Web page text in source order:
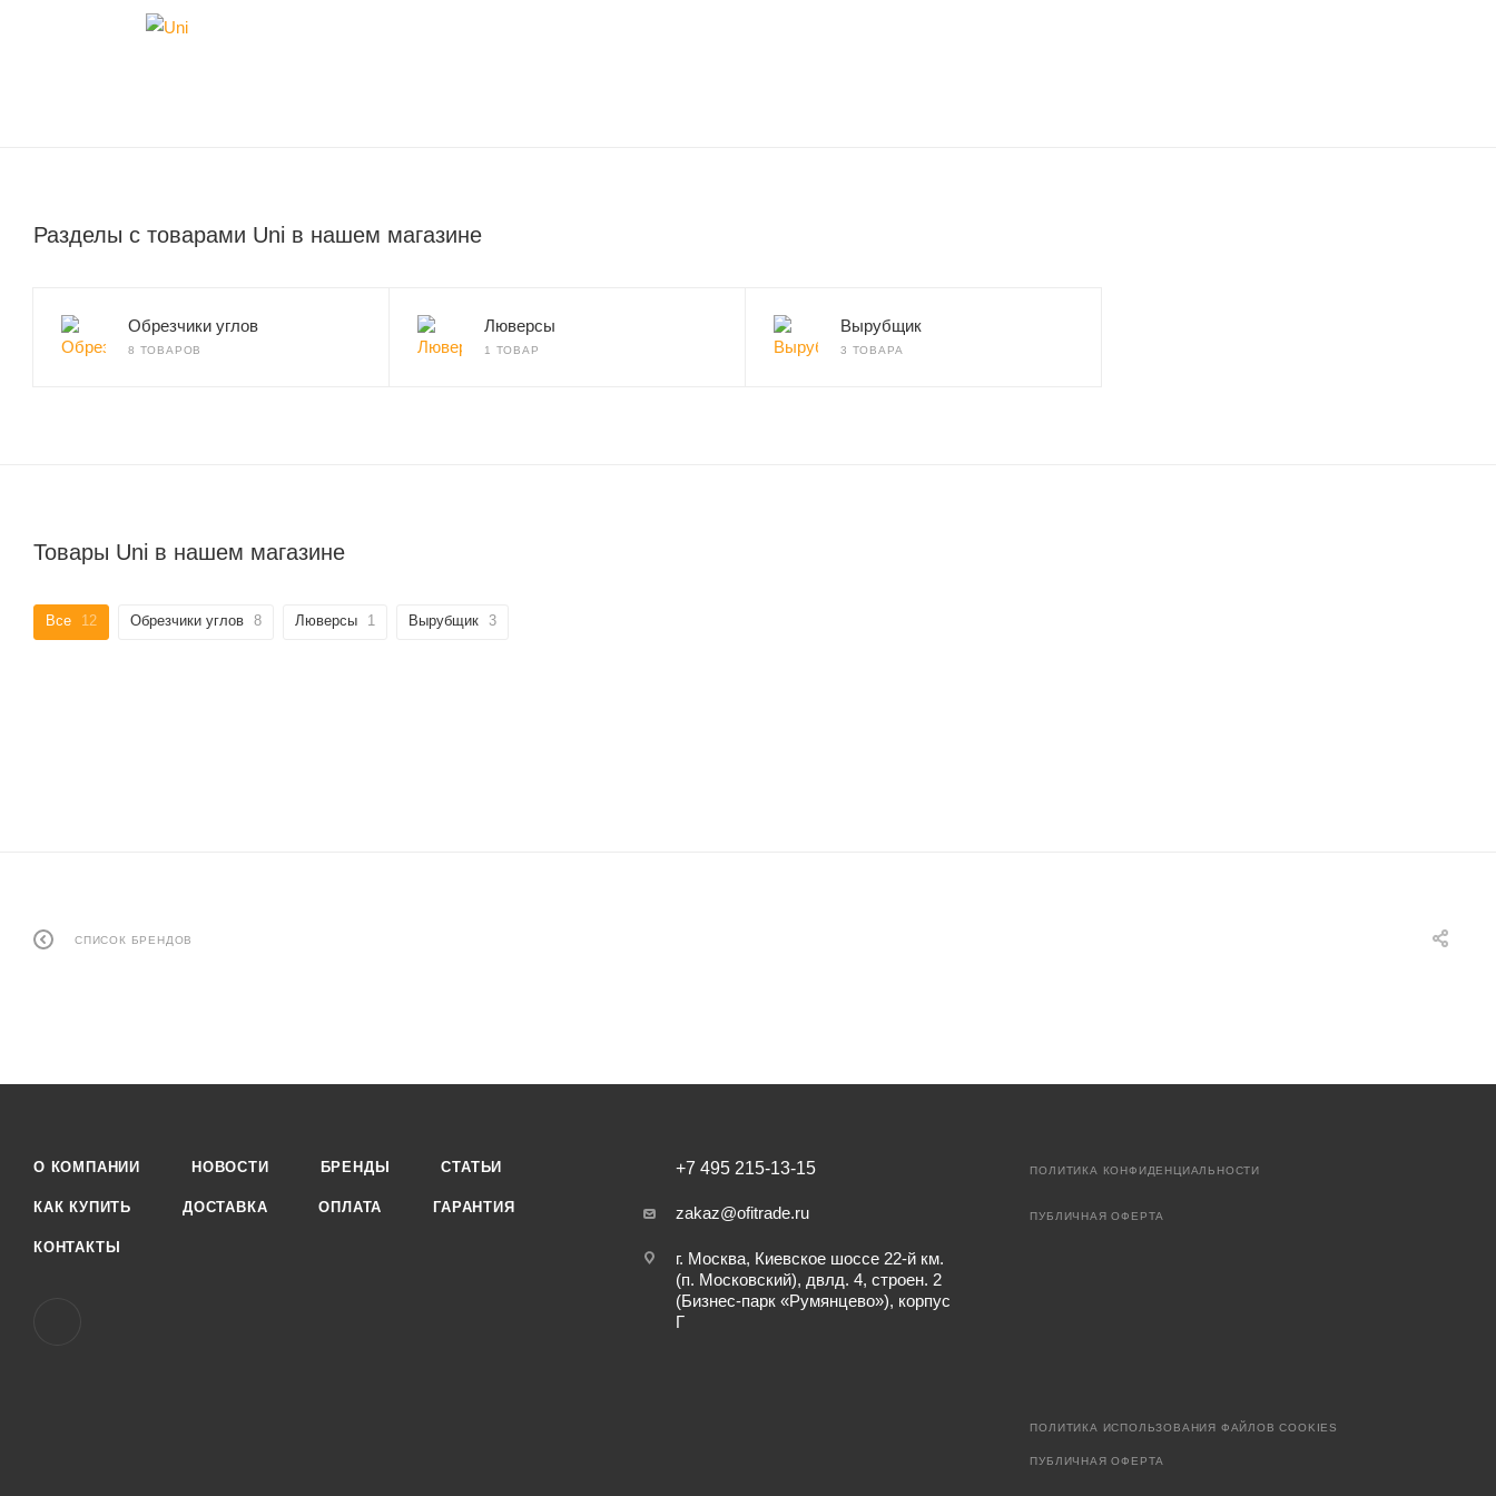
Разделы с товарами Uni в нашем магазине
Обрезчики углов
8 ТОВАРОВ
Люверсы
1 ТОВАР
Вырубщик
3 ТОВАРА
Товары Uni в нашем магазине
Все 12 Обрезчики углов 8 Люверсы 1 Вырубщик 3
СПИСОК БРЕНДОВ
О КОМПАНИИ НОВОСТИ БРЕНДЫ СТАТЬИ
КАК КУПИТЬ ДОСТАВКА ОПЛАТА ГАРАНТИЯ
КОНТАКТЫ
+7 495 215-13-15
zakaz@ofitrade.ru
г. Москва, Киевское шоссе 22-й км.
(п. Московский), двлд. 4, строен. 2
(Бизнес-парк «Румянцево»), корпус
Г
ПОЛИТИКА КОНФИДЕНЦИАЛЬНОСТИ
ПУБЛИЧНАЯ ОФЕРТА
ПОЛИТИКА ИСПОЛЬЗОВАНИЯ ФАЙЛОВ COOKIES
ПУБЛИЧНАЯ ОФЕРТА